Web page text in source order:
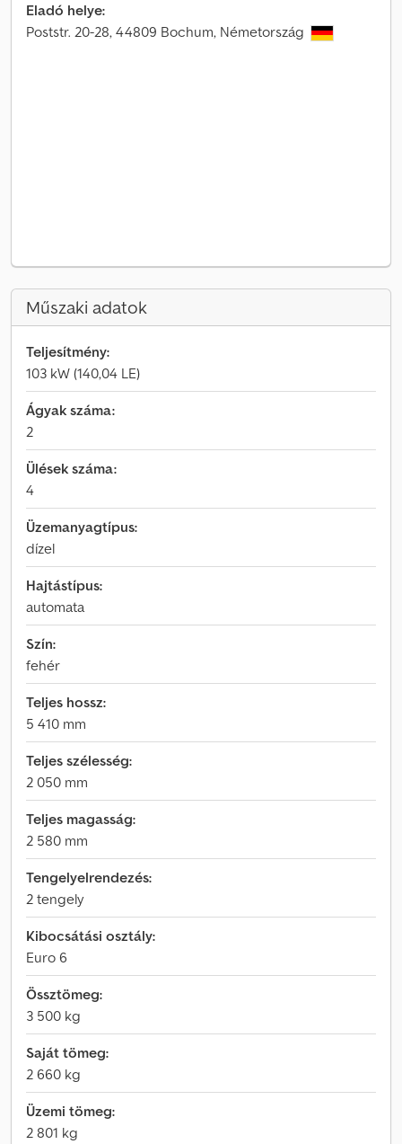
Eladó helye:
Poststr. 20-28, 44809 Bochum, Németország
Műszaki adatok
Teljesítmény:
103 kW (140,04 LE)
Ágyak száma:
2
Ülések száma:
4
Üzemanyagtípus:
dízel
Hajtástípus:
automata
Szín:
fehér
Teljes hossz:
5 410 mm
Teljes szélesség:
2 050 mm
Teljes magasság:
2 580 mm
Tengelyelrendezés:
2 tengely
Kibocsátási osztály:
Euro 6
Össztömeg:
3 500 kg
Saját tömeg:
2 660 kg
Üzemi tömeg:
2 801 kg